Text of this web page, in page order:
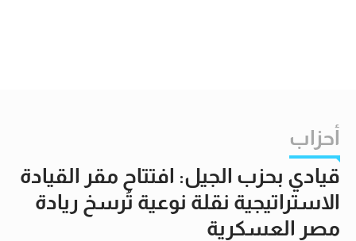
أحزاب
قيادي بحزب الجيل: افتتاح مقر القيادة
الاستراتيجية نقلة نوعية تُرسخ ريادة
مصر العسكرية